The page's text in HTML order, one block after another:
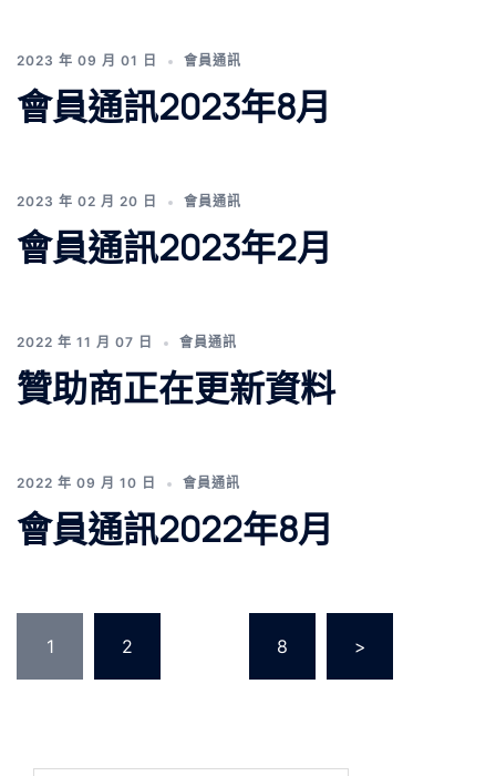
2023 年 09 月 01 日 會員通訊
會員通訊2023年8月
2023 年 02 月 20 日 會員通訊
會員通訊2023年2月
2022 年 11 月 07 日 會員通訊
贊助商正在更新資料
2022 年 09 月 10 日 會員通訊
會員通訊2022年8月
文
分
1 2 8 >